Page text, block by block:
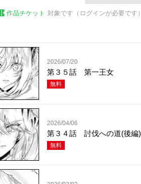
作品チケット 対象です（ログインが必要です）
2026/07/20
第３５話 第一王女
無料
2026/04/06
第３４話 討伐への道(後編)
無料